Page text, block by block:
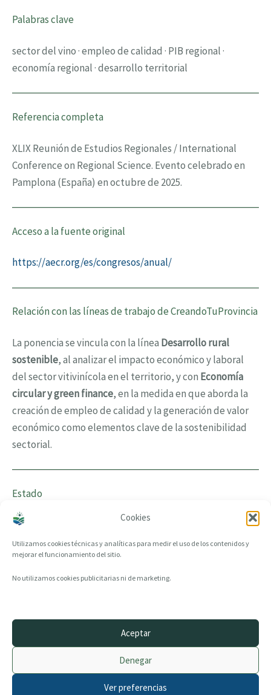
Cookies
Utilizamos cookies técnicas y analíticas para medir el uso de los contenidos y
mejorar el funcionamiento del sitio.
No utilizamos cookies publicitarias ni de marketing.
Aceptar
Denegar
Ver preferencias
Palabras clave
sector del vino · empleo de calidad · PIB regional ·
economía regional · desarrollo territorial
Referencia completa
XLIX Reunión de Estudios Regionales / International
Conference on Regional Science. Evento celebrado en
Pamplona (España) en octubre de 2025.
Acceso a la fuente original
https://aecr.org/es/congresos/anual/
Relación con las líneas de trabajo de CreandoTuProvincia
La ponencia se vincula con la línea Desarrollo rural
sostenible, al analizar el impacto económico y laboral
del sector vitivinícola en el territorio, y con Economía
circular y green finance, en la medida en que aborda la
creación de empleo de calidad y la generación de valor
económico como elementos clave de la sostenibilidad
sectorial.
Estado
Presentada
← Volver a Transferencia pública del conocimiento
© 2014–2026 creandotuprovincia.es · Todos los derechos reservados
Política de Cookies